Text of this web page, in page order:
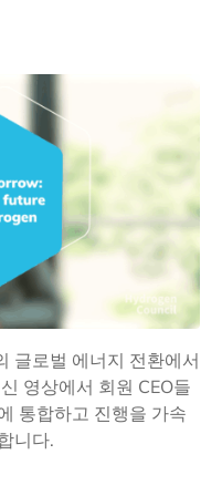
글로벌 에너지 전환에서
영상에서 회원 CEO들
통합하고 진행을 가속
니다.